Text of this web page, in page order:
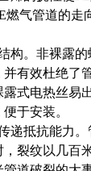
燃气管道的走
构。非裸露
有效杜绝了
式电热丝易
于安装。
递抵抗能力
裂纹以几百